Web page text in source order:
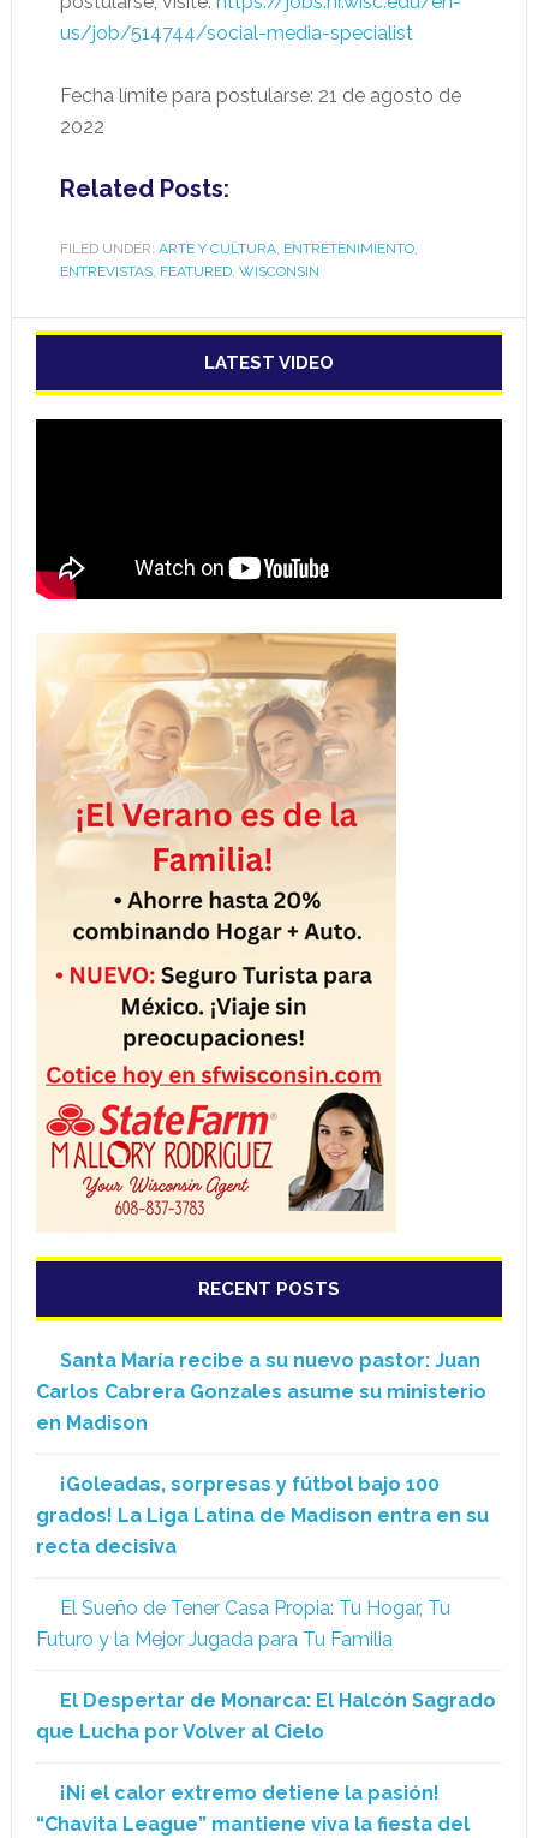
us/job/514744/social-media-specialist
Fecha límite para postularse: 21 de agosto de
2022
Related Posts:
FILED UNDER: ARTE Y CULTURA, ENTRETENIMIENTO,
ENTREVISTAS, FEATURED, WISCONSIN
LATEST VIDEO
RECENT POSTS
Santa María recibe a su nuevo pastor: Juan
Carlos Cabrera Gonzales asume su ministerio
en Madison
¡Goleadas, sorpresas y fútbol bajo 100
grados! La Liga Latina de Madison entra en su
recta decisiva
El Sueño de Tener Casa Propia: Tu Hogar, Tu
Futuro y la Mejor Jugada para Tu Familia
El Despertar de Monarca: El Halcón Sagrado
que Lucha por Volver al Cielo
¡Ni el calor extremo detiene la pasión!
“Chavita League” mantiene viva la fiesta del